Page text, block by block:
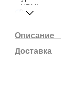
Описание
Доставка